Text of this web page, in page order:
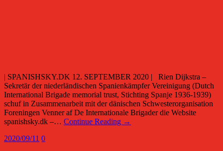
| SPANISHSKY.DK 12. SEPTEMBER 2020 | Rien Dijkstra –
Sekretär der niederländischen Spanienkämpfer Vereinigung (Dutch
International Brigade memorial trust, Stichting Spanje 1936-1939)
schuf in Zusammenarbeit mit der dänischen Schwesterorganisation
Foreningen Venner af De Internationale Brigader die Website
spanishsky.dk –… Continue Reading →
2020/09/11 0